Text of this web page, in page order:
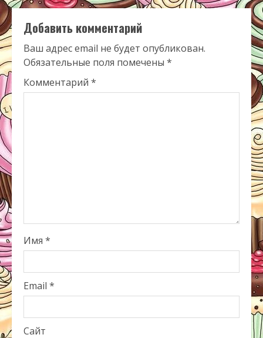
Добавить комментарий
Ваш адрес email не будет опубликован.
Обязательные поля помечены *
Комментарий *
Имя *
Email *
Сайт